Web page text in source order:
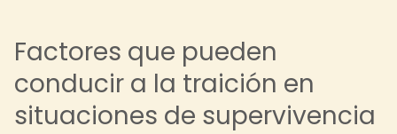
Factores que pueden
conducir a la traición en
situaciones de supervivencia